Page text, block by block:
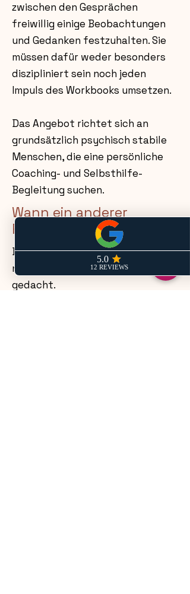
zwischen den Gesprächen
freiwillig einige Beobachtungen
und Gedanken festzuhalten. Sie
müssen dafür weder besonders
diszipliniert sein noch jeden
Impuls des Workbooks umsetzen.
Das Angebot richtet sich an
grundsätzlich psychisch stabile
Menschen, die eine persönliche
Coaching- und Selbsthilfe-
Begleitung suchen.
Wann ein anderer
Rahmen sinnvoller ist
Das ENTsorgungsProgramm ist
nicht als akute Krisenhilfe
gedacht.